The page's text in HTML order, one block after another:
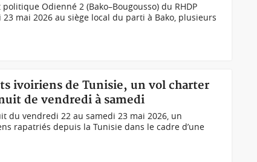
Odienné 2 (Bako–Bougousso) du RHDP
mai 2026 au siège local du parti à Bako, plusieurs
ivoiriens de Tunisie, un vol charter
de vendredi à samedi
du vendredi 22 au samedi 23 mai 2026, un
rapatriés depuis la Tunisie dans le cadre d’une